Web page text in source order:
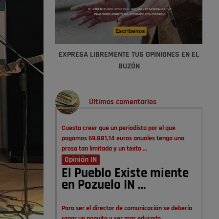
EXPRESA LIBREMENTE TUS OPINIONES EN EL
BUZÓN
Últimos comentarios
Cuesta creer que un periodista por el que
pagamos 69.881,14 euros anuales tenga una
prosa tan limitada y un texto …
Opinión IN
El Pueblo Existe miente
en Pozuelo IN …
Para ser el director de comunicación se debería